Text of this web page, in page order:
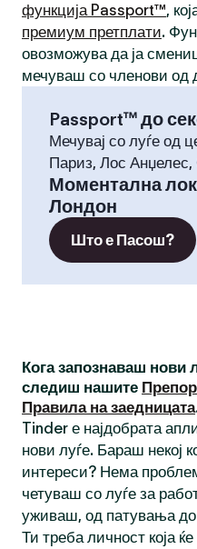
функција Passport™,
премиум претплати.
овозможува да ја
мечуваш со членови од
Passport™ до
Мечувај со луѓе од
Париз, Лос
Моментална
Лондон
Што е Пасош?
Кога запознаваш нови
следиш нашите
Правила на заедницата
Tinder е најдобрата
нови луѓе. Бараш некој
интереси? Нема
четуваш со луѓе за
уживаш, од патувања до
Ти треба личност која